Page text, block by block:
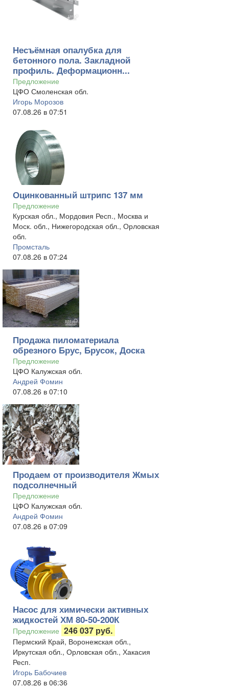
Несъёмная опалубка для
бетонного пола. Закладной
профиль. Деформационн...
Предложение
ЦФО Смоленская обл.
Игорь Морозов
07.08.26 в 07:51
Оцинкованный штрипс 137 мм
Предложение
Курская обл., Мордовия Респ., Москва и
Моск. обл., Нижегородская обл., Орловская
обл.
Промсталь
07.08.26 в 07:24
Продажа пиломатериала
обрезного Брус, Брусок, Доска
Предложение
ЦФО Калужская обл.
Андрей Фомин
07.08.26 в 07:10
Продаем от производителя Жмых
подсолнечный
Предложение
ЦФО Калужская обл.
Андрей Фомин
07.08.26 в 07:09
Насос для химически активных
жидкостей ХМ 80-50-200К
Предложение 246 037 руб.
Пермский Край, Воронежская обл.,
Иркутская обл., Орловская обл., Хакасия
Респ.
Игорь Бабочиев
07.08.26 в 06:36